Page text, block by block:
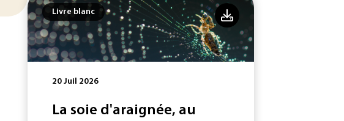
Livre blanc
20 Juil 2026
La soie d'araignée, au